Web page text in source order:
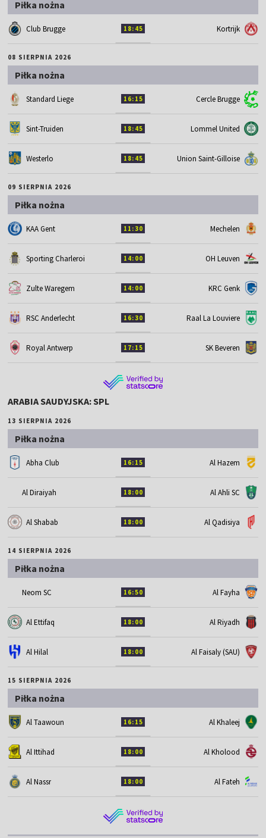
Piłka nożna
Club Brugge 18:45 Kortrijk
08 SIERPNIA 2026
Piłka nożna
Standard Liege 16:15 Cercle Brugge
Sint-Truiden 18:45 Lommel United
Westerlo 18:45 Union Saint-Gilloise
09 SIERPNIA 2026
Piłka nożna
KAA Gent 11:30 Mechelen
Sporting Charleroi 14:00 OH Leuven
Zulte Waregem 14:00 KRC Genk
RSC Anderlecht 16:30 Raal La Louviere
Royal Antwerp 17:15 SK Beveren
ARABIA SAUDYJSKA: SPL
13 SIERPNIA 2026
Piłka nożna
Abha Club 16:15 Al Hazem
Al Diraiyah 18:00 Al Ahli SC
Al Shabab 18:00 Al Qadisiya
14 SIERPNIA 2026
Piłka nożna
Neom SC 16:50 Al Fayha
Al Ettifaq 18:00 Al Riyadh
Al Hilal 18:00 Al Faisaly (SAU)
15 SIERPNIA 2026
Piłka nożna
Al Taawoun 16:15 Al Khaleej
Al Ittihad 18:00 Al Kholood
Al Nassr 18:00 Al Fateh